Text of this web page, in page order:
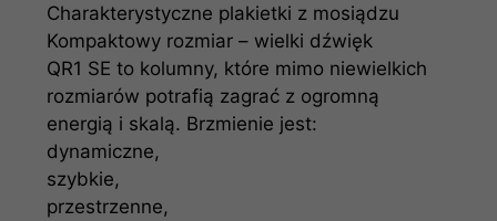
Charakterystyczne plakietki z mosiądzu
Kompaktowy rozmiar – wielki dźwięk
QR1 SE to kolumny, które mimo niewielkich
rozmiarów potrafią zagrać z ogromną
energią i skalą. Brzmienie jest:
dynamiczne,
szybkie,
przestrzenne,